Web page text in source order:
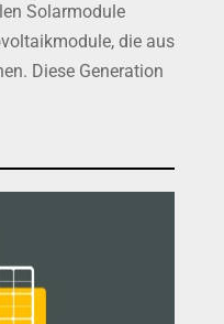
Solarmodule
die aus
Diese Generation